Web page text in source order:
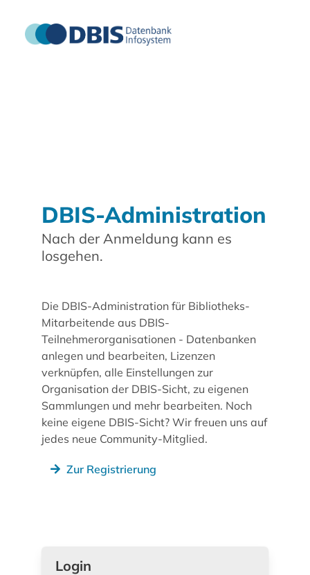
DBIS-Administration
Nach der Anmeldung kann es
losgehen.
Die DBIS-Administration für Bibliotheks-
Mitarbeitende aus DBIS-
Teilnehmerorganisationen - Datenbanken
anlegen und bearbeiten, Lizenzen
verknüpfen, alle Einstellungen zur
Organisation der DBIS-Sicht, zu eigenen
Sammlungen und mehr bearbeiten. Noch
keine eigene DBIS-Sicht? Wir freuen uns auf
jedes neue Community-Mitglied.
Zur Registrierung
Login